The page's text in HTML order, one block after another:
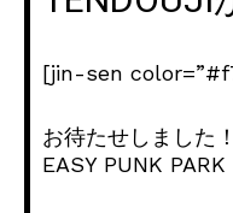
[jin-sen
お待たせしました
EASY PUNK